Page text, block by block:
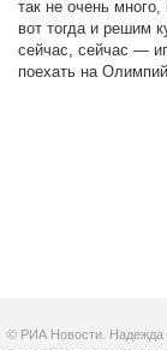
так не очень
вот тогда и решим
сейчас, сейчас —
поехать на
© РИА Новости. Надежда